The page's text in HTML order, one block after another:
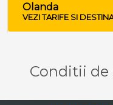
Olanda
VEZI TARIFE SI
Conditii de